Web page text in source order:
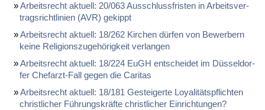
Ar­beits­recht ak­tu­ell: 20/063 Aus­schluss­fris­ten in Ar­beits­ver­
trags­richt­li­ni­en (AVR) ge­kippt
Ar­beits­recht ak­tu­ell: 18/262 Kir­chen dür­fen von Be­wer­bern
kei­ne Re­li­gi­ons­zu­ge­hö­rig­keit ver­lan­gen
Ar­beits­recht ak­tu­ell: 18/224 EuGH ent­schei­det im Düs­sel­dor­
fer Chef­arzt-Fall ge­gen die Ca­ri­tas
Ar­beits­recht ak­tu­ell: 18/181 Ge­stei­ger­te Loya­li­täts­pflich­ten
christ­li­cher Füh­rungs­kräf­te christ­li­cher Ein­rich­tun­gen?